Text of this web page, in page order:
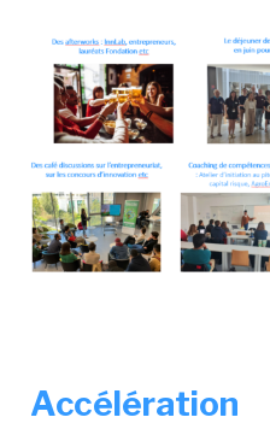
Accélération